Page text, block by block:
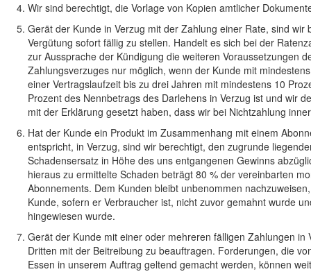
Wir sind berechtigt, die Vorlage von Kopien amtlicher
Gerät der Kunde in Verzug mit der Zahlung einer Rate, sind
Vergütung sofort fällig zu stellen. Handelt es sich bei der
zur Aussprache der Kündigung die weiteren Voraussetzungen
Zahlungsverzuges nur möglich, wenn der Kunde mit
einer Vertragslaufzeit bis zu drei Jahren mit mindestens 10
Prozent des Nennbetrags des Darlehens in Verzug ist und wir
mit der Erklärung gesetzt haben, dass wir bei Nichtzahlung
Hat der Kunde ein Produkt im Zusammenhang mit einem
entspricht, in Verzug, sind wir berechtigt, den zugrunde
Schadensersatz in Höhe des uns entgangenen Gewinns
hieraus zu ermittelte Schaden beträgt 80 % der vereinbarten
Abonnements. Dem Kunden bleibt unbenommen
Kunde, sofern er Verbraucher ist, nicht zuvor gemahnt wurde
hingewiesen wurde.
Gerät der Kunde mit einer oder mehreren fälligen Zahlungen
Dritten mit der Beitreibung zu beauftragen. Forderungen, die
Essen in unserem Auftrag geltend gemacht werden, können